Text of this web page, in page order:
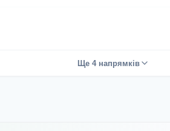
Ще 4 напрямків